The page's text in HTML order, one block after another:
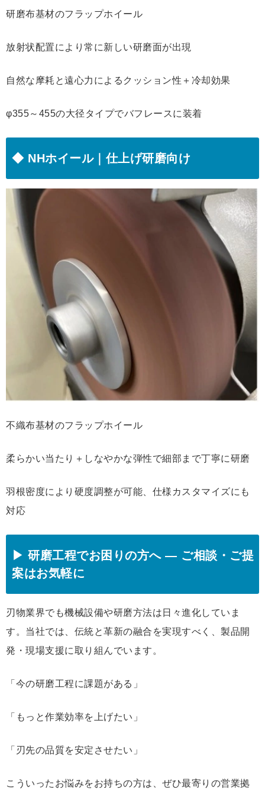
研磨布基材のフラップホイール
放射状配置により常に新しい研磨面が出現
自然な摩耗と遠心力によるクッション性＋冷却効果
φ355～455の大径タイプでバフレースに装着
◆ NHホイール｜仕上げ研磨向け
不織布基材のフラップホイール
柔らかい当たり＋しなやかな弾性で細部まで丁寧に研磨
羽根密度により硬度調整が可能、仕様カスタマイズにも
対応
▶ 研磨工程でお困りの方へ ― ご相談・ご提
案はお気軽に
刃物業界でも機械設備や研磨方法は日々進化していま
す。当社では、伝統と革新の融合を実現すべく、製品開
発・現場支援に取り組んでいます。
「今の研磨工程に課題がある」
「もっと作業効率を上げたい」
「刃先の品質を安定させたい」
こういったお悩みをお持ちの方は、ぜひ最寄りの営業拠